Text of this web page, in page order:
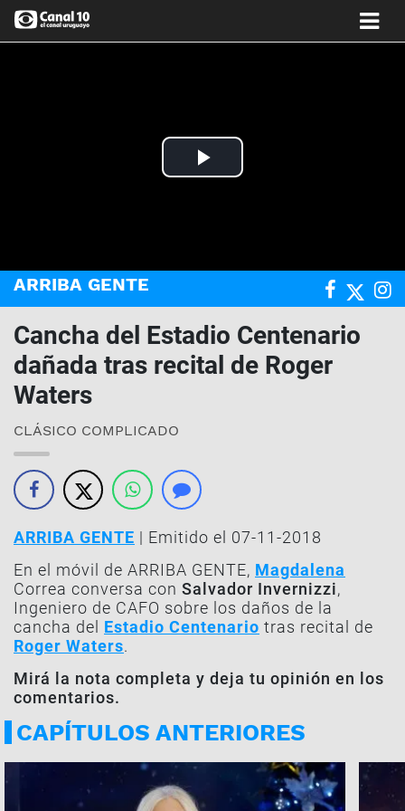
Play
ARRIBA GENTE
Cancha del Estadio Centenario
dañada tras recital de Roger
Waters
CLÁSICO COMPLICADO
ARRIBA GENTE | Emitido el 07-11-2018
En el móvil de ARRIBA GENTE, Magdalena
Correa conversa con Salvador Invernizzi,
Ingeniero de CAFO sobre los daños de la
cancha del Estadio Centenario tras recital de
Roger Waters.
Mirá la nota completa y deja tu opinión en los
comentarios.
CAPÍTULOS ANTERIORES